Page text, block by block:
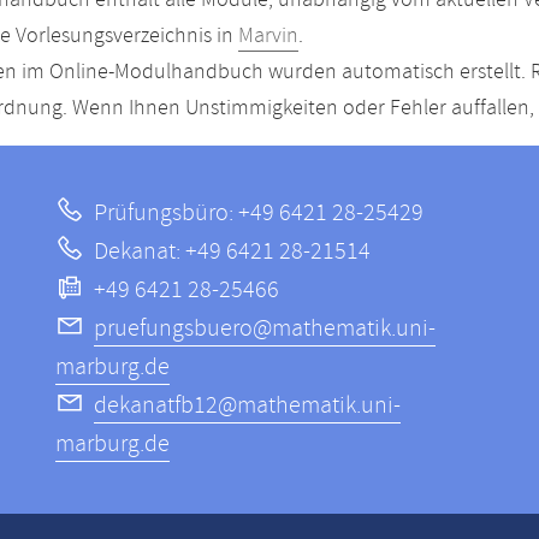
Vorlesungsverzeichnis in Marvin.
im Online-Modulhandbuch wurden automatisch erstellt.
Wenn Ihnen Unstimmigkeiten oder Fehler
Prüfungsbüro: +49 6421 28-25429
Dekanat: +49 6421 28-21514
+49 6421 28-25466
pruefungsbuero@mathematik.uni-
marburg.de
dekanatfb12@mathematik.uni-
marburg.de